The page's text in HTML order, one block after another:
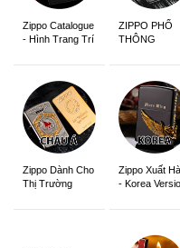
Zippo Catalogue
- Hình Trang Trí
ZIPPO PHỔ
THÔNG
Zippo Dành Cho
Thị Trường
Zippo Xuất
- Korea